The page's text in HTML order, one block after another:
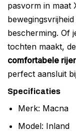
pasvorm in maat
bescherming. Of
tochten maakt,
comfortabele
perfect aansluit
Specificaties
Merk: Macna
Model: Inland